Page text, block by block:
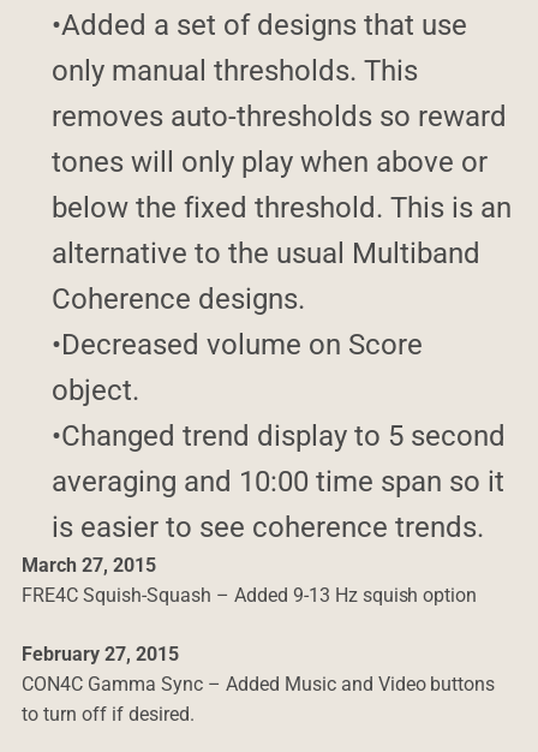
•Added a set of designs that use
only manual thresholds. This
removes auto-thresholds so reward
tones will only play when above or
below the fixed threshold. This is an
alternative to the usual Multiband
Coherence designs.
•Decreased volume on Score
object.
•Changed trend display to 5 second
averaging and 10:00 time span so it
is easier to see coherence trends.
March 27, 2015
FRE4C Squish-Squash – Added 9-13 Hz squish option
February 27, 2015
CON4C Gamma Sync – Added Music and Video buttons
to turn off if desired.